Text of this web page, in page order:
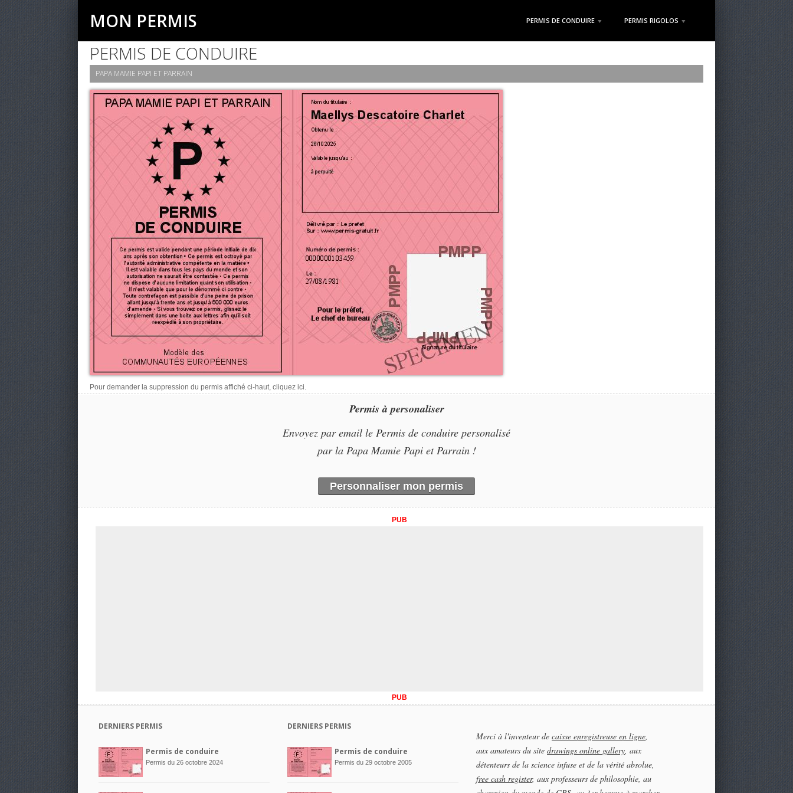
MON PERMIS PERMIS DE CONDUIRE PERMIS RIGOLOS
PERMIS DE CONDUIRE
PAPA MAMIE PAPI ET PARRAIN
Pour demander la suppression du permis affiché ci-haut, cliquez ici.
Permis à personaliser
Envoyez par email le Permis de conduire personalisé
par la Papa Mamie Papi et Parrain !
Personnaliser mon permis
PUB
PUB
DERNIERS PERMIS
Permis de conduire
Permis du 26 octobre 2024
DERNIERS PERMIS
Permis de conduire
Permis du 29 octobre 2005
Merci à l'inventeur de caisse enregistreuse en ligne,
aux amateurs du site drawings online gallery, aux
détenteurs de la science infuse et de la vérité absolue,
free cash register, aux professeurs de philosophie, au